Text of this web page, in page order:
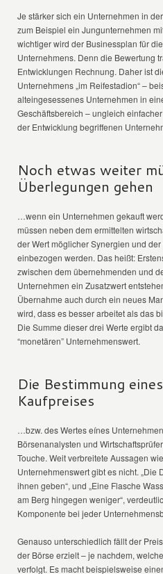
Je stärker sich ein Unternehmen in
zum Beispiel ein Jungunternehmen
wichtiger wird der Businessplan für
Unternehmens. Denn die Bewertung
Entwicklungen Rechnung. Daher ist
Unternehmens „im Reifestadion“ –
alteingesessenes Unternehmen in
Geschäftsbereich – ungleich
der Entwicklung begriffenen
Noch etwas weiter
Überlegungen gehen
…wenn ein Unternehmen gekauft
müssen neben dem ermittelten
der Wert möglicher Synergien und
einbezogen werden. Das heißt:
zwischen dem übernehmenden und
Unternehmen ein Zusatzwert
Übernahme auch durch ein neues
wird, dass es besser arbeitet als das
Die Summe dieser drei Werte ergibt
“monetären” Unternehmenswert.
Die Bestimmung
Kaufpreises
…bzw. des Wertes eínes
Börsenanalysten und
Touche. Weit verbreitete Aussagen
Unternehmenswert gibt es nicht. „Die
ihnen geben“, und „Eine Flasche
am Berg hingegen weniger“,
Komponente bei jeder
Genauso unterschiedlich fällt der
der Börse erzielt – je nachdem,
verfolgt. Es macht beispielsweise